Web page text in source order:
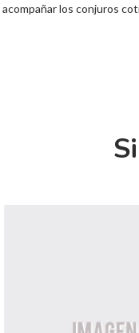
los conjuros